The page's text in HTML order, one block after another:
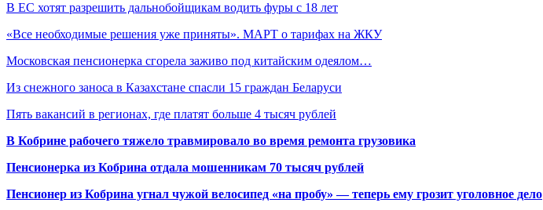
В ЕС хотят разрешить дальнобойщикам водить фуры с 18 лет
«Все необходимые решения уже приняты». МАРТ о тарифах на ЖКУ
Московская пенсионерка сгорела заживо под китайским одеялом…
Из снежного заноса в Казахстане спасли 15 граждан Беларуси
Пять вакансий в регионах, где платят больше 4 тысяч рублей
В Кобрине рабочего тяжело травмировало во время ремонта грузовика
Пенсионерка из Кобрина отдала мошенникам 70 тысяч рублей
Пенсионер из Кобрина угнал чужой велосипед «на пробу» — теперь ему грозит уголовное дело